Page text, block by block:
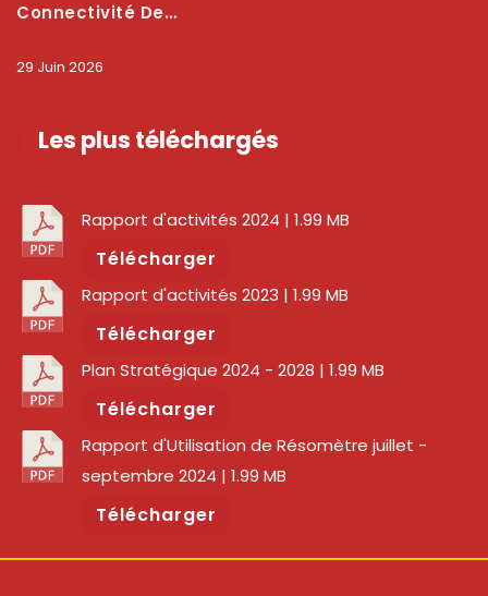
Connectivité Des Territoires : L’ARCEP Et Les Collectivités Territoriales Scellent Un Pacte Stratégique À Bobo-Dioulasso Pour Booster La Qualité Des Réseaux
29 Juin 2026
Les plus téléchargés
Rapport d'activités 2024 | 1.99 MB
Télécharger
Rapport d'activités 2023 | 1.99 MB
Télécharger
Plan Stratégique 2024 - 2028 | 1.99 MB
Télécharger
Rapport d'Utilisation de Résomètre juillet -
septembre 2024 | 1.99 MB
Télécharger